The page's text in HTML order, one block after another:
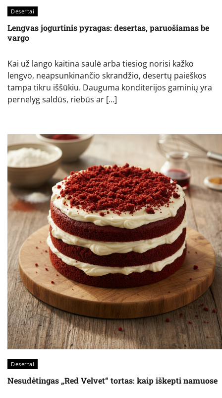
Desertai
Lengvas jogurtinis pyragas: desertas, paruošiamas be
vargo
Kai už lango kaitina saulė arba tiesiog norisi kažko
lengvo, neapsunkinančio skrandžio, desertų paieškos
tampa tikru iššūkiu. Dauguma konditerijos gaminių yra
pernelyg saldūs, riebūs ar […]
Desertai
Nesudėtingas „Red Velvet“ tortas: kaip iškepti namuose